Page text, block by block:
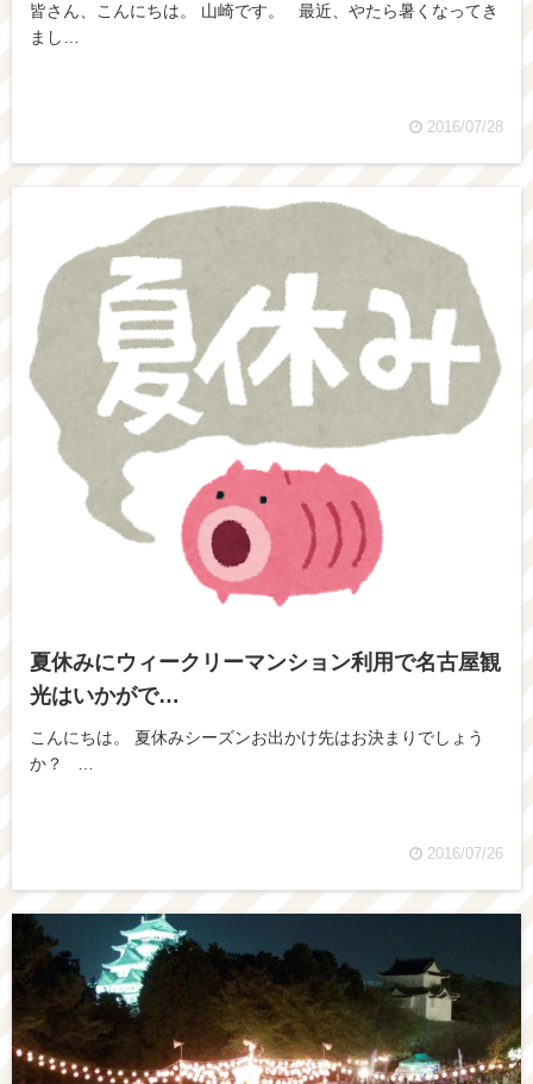
皆さん、こんにちは。 山崎です。 最近、やたら暑くなってき
まし…
2016/07/28
夏休みにウィークリーマンション利用で名古屋観
光はいかがで…
こんにちは。 夏休みシーズンお出かけ先はお決まりでしょう
か？ …
2016/07/26